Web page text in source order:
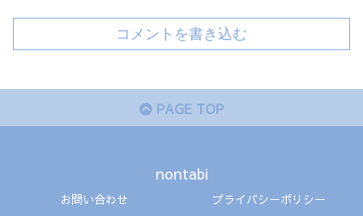
コメントを書き込む
PAGE TOP
nontabi
お問い合わせ プライバシーポリシー